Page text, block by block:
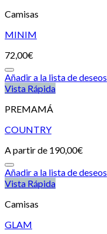
Camisas
MINIM
72,00€
Añadir a la lista de deseos
Vista Rápida
PREMAMÁ
COUNTRY
A partir de 190,00€
Añadir a la lista de deseos
Vista Rápida
Camisas
GLAM